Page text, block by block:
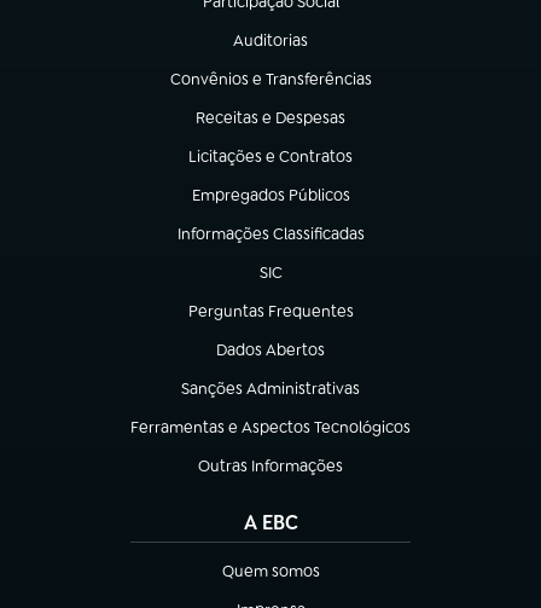
(abre em nova aba)
Auditorias
(abre em nova aba)
Convênios e Transferências
(abre em nova aba)
Receitas e Despesas
(abre em nova aba)
Licitações e Contratos
(abre em nova aba)
Empregados Públicos
(abre em nova aba)
Informações Classificadas
(abre em nova aba)
SIC
(abre em nova aba)
Perguntas Frequentes
(abre em nova aba)
Dados Abertos
(abre em nova aba)
Sanções Administrativas
(abre em nova aba)
Ferramentas e Aspectos Tecnológicos
(abre em nova aba)
Outras Informações
(abre em nova aba)
A EBC
Quem somos
(abre em nova aba)